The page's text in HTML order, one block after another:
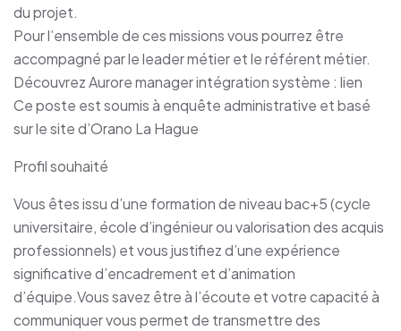
du projet.
Pour l’ensemble de ces missions vous pourrez être
accompagné par le leader métier et le référent métier.
Découvrez Aurore manager intégration système : lien
Ce poste est soumis à enquête administrative et basé
sur le site d’Orano La Hague
Profil souhaité
Vous êtes issu d’une formation de niveau bac+5 (cycle
universitaire, école d’ingénieur ou valorisation des acquis
professionnels) et vous justifiez d’une expérience
significative d’encadrement et d’animation
d’équipe.Vous savez être à l’écoute et votre capacité à
communiquer vous permet de transmettre des